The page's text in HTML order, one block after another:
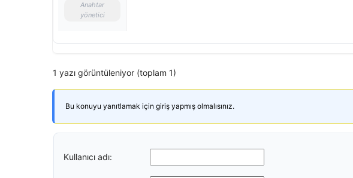
Anahtar
yönetici
1 yazı görüntüleniyor (toplam 1)
Bu konuyu yanıtlamak için giriş yapmış olmalısınız.
Kullanıcı adı: